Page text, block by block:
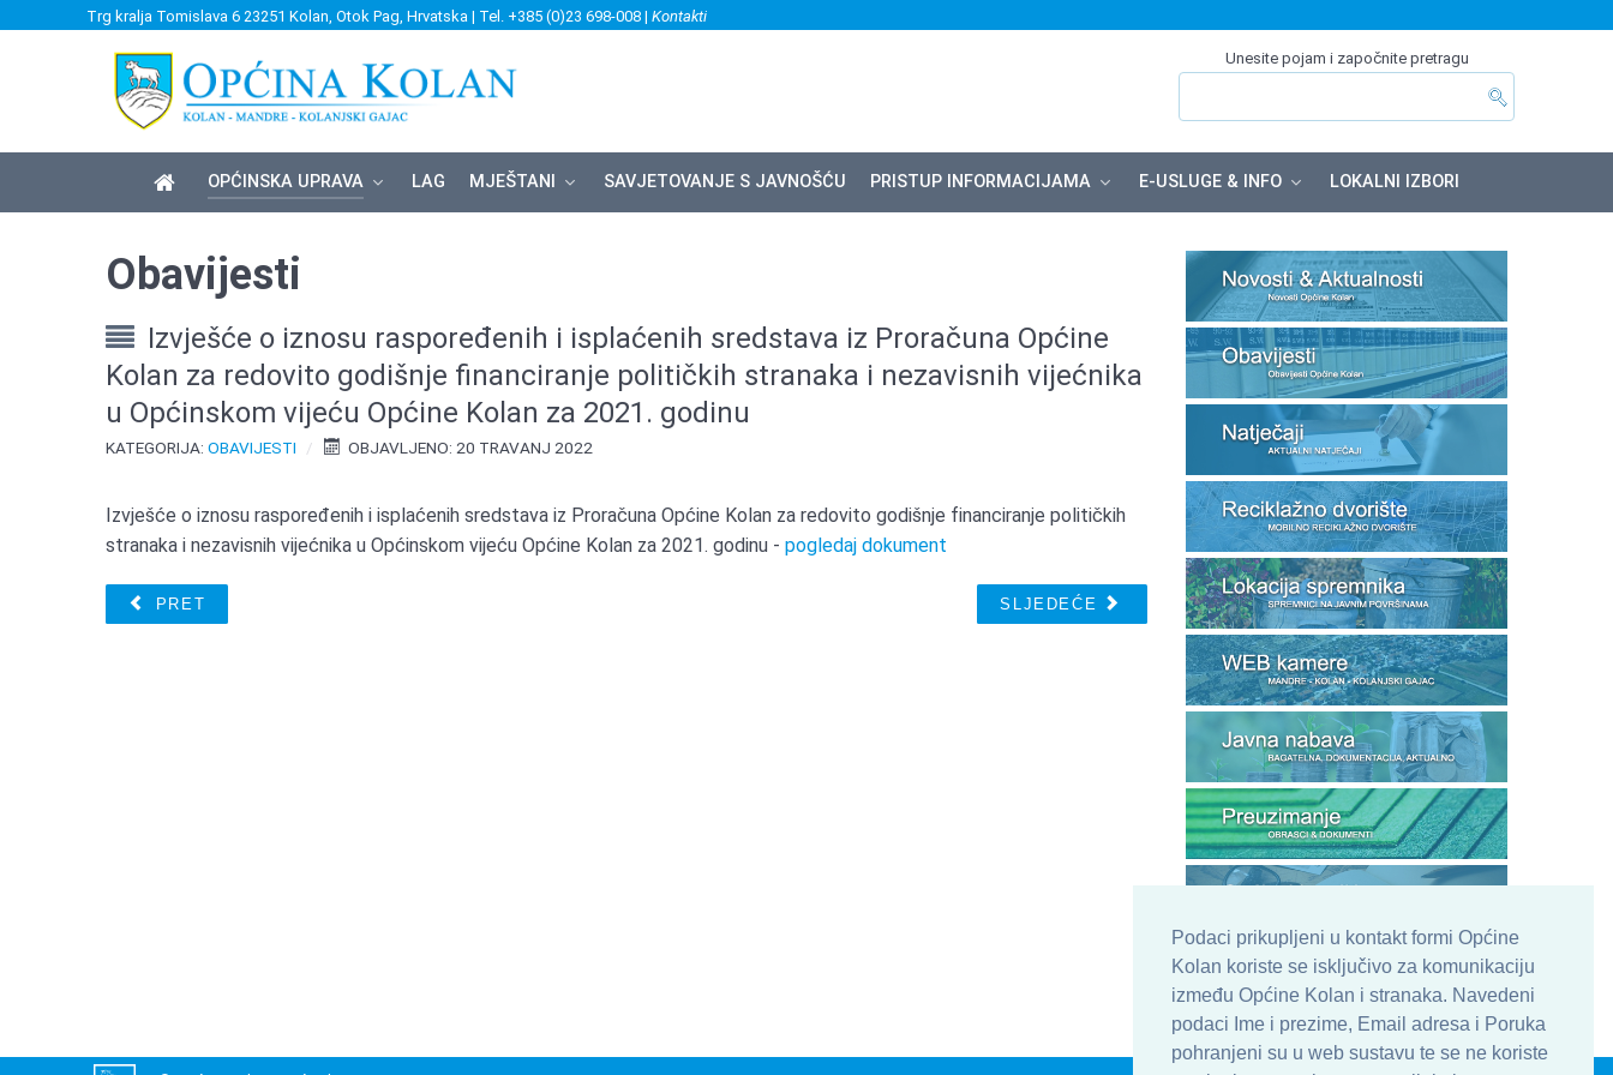
Podaci prikupljeni u kontakt formi Općine
Kolan koriste se isključivo za komunikaciju
između Općine Kolan i stranaka. Navedeni
podaci Ime i prezime, Email adresa i Poruka
pohranjeni su u web sustavu te se ne koriste
Trg kralja Tomislava 6 23251 Kolan, Otok Pag, Hrvatska | Tel. +385 (0)23 698-008 | Kontakti
Unesite pojam i započnite pretragu
OPĆINSKA UPRAVA LAG MJEŠTANI SAVJETOVANJE S JAVNOŠĆU PRISTUP INFORMACIJAMA E-USLUGE & INFO LOKALNI IZBORI
Obavijesti
Izvješće o iznosu raspoređenih i isplaćenih sredstava iz Proračuna Općine
Kolan za redovito godišnje financiranje političkih stranaka i nezavisnih vijećnika
u Općinskom vijeću Općine Kolan za 2021. godinu
KATEGORIJA:OBAVIJESTI OBJAVLJENO: 20 TRAVANJ 2022
Izvješće o iznosu raspoređenih i isplaćenih sredstava iz Proračuna Općine Kolan za redovito godišnje financiranje političkih
stranaka i nezavisnih vijećnika u Općinskom vijeću Općine Kolan za 2021. godinu -pogledaj dokument
PRET SLJEDEĆE